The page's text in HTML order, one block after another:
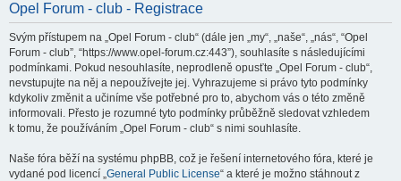
Opel Forum - club - Registrace
Svým přístupem na „Opel Forum - club“ (dále jen „my“, „naše“, „nás“, “Opel
Forum - club”, “https://www.opel-forum.cz:443”), souhlasíte s následujícími
podmínkami. Pokud nesouhlasíte, neprodleně opusťte „Opel Forum - club“,
nevstupujte na něj a nepoužívejte jej. Vyhrazujeme si právo tyto podmínky
kdykoliv změnit a učiníme vše potřebné pro to, abychom vás o této změně
informovali. Přesto je rozumné tyto podmínky průběžně sledovat vzhledem
k tomu, že používáním „Opel Forum - club“ s nimi souhlasíte.
Naše fóra běží na systému phpBB, což je řešení internetového fóra, které je
vydané pod licencí „General Public License“ a které je možno stáhnout z